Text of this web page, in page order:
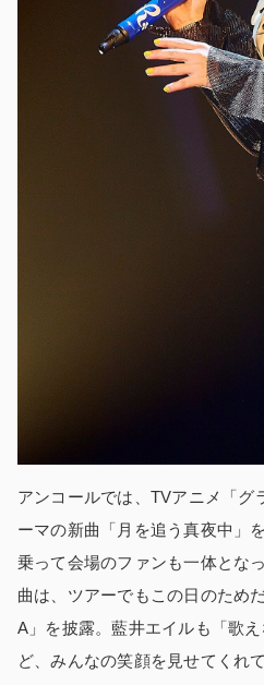
アンコールでは、TVアニメ「グ
ーマの新曲「月を追う真夜中」
乗って会場のファンも一体とな
曲は、ツアーでもこの日のため
A」を披露。藍井エイルも「歌
ど、みんなの笑顔を見せてくれ